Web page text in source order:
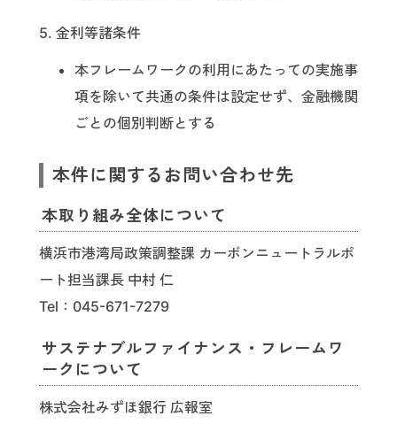
5. 金利等諸条件
本フレームワークの利用にあたっての実施事
項を除いて共通の条件は設定せず、金融機関
ごとの個別判断とする
本件に関するお問い合わせ先
本取り組み全体について
横浜市港湾局政策調整課 カーボンニュートラルポ
ート担当課長 中村 仁
Tel：045-671-7279
サステナブルファイナンス・フレームワ
ークについて
株式会社みずほ銀行 広報室